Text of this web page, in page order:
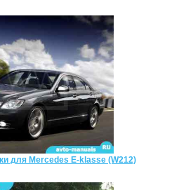
для Mercedes E-klasse (W212)